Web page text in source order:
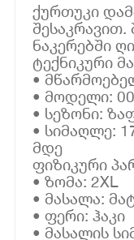
ქურთუკი
ნაკერებში
ტექნიკური
•
• მოდელი:
• სეზონი:
• სიმაღლე:
მდე
ფიზიკური
• ზომა: 2XL
• მასალა:
• ფერი: ჰაკი
• მასალის